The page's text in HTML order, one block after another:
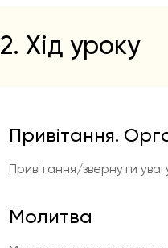
2. Хід уроку
Привітання.
Привітання/звернути
Молитва